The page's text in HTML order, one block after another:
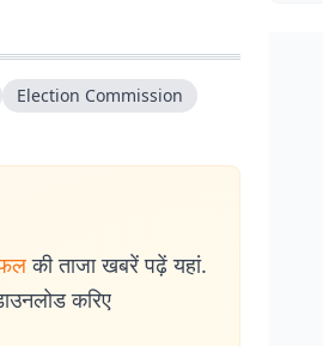
Election Commission
की ताजा खबरें पढ़ें यहां.
करिए